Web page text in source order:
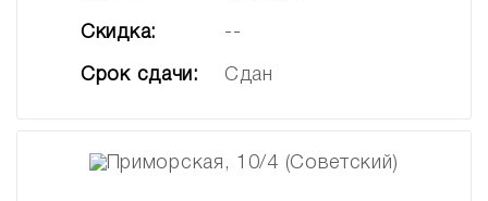
Скидка: --
Срок сдачи: Сдан